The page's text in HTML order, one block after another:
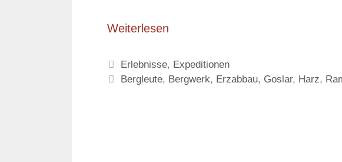
Weiterlesen
Kategorien
Erlebnisse, Expeditionen
Schlagwörter
Bergleute, Bergwerk, Erzabbau, Goslar, Harz,